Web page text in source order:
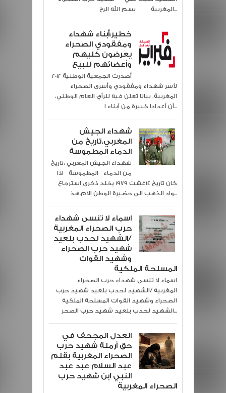
المغربية بسم الله الرح...
خطير:أبناء شهداء
ومفقودي الصحراء
يعرضون كليهم
وأعضائهم للبيع
2012 أصدرت الجمعية الوطنية
لأسر شهداء ومفقودي وأسرى الصحراء
المغربية، بيانا تعلن فيه للرأي العام الوطني،
أن أعدادا كبيرة من أبناء ا...
شهداء الجيش
المغربي،تاريخ من
الدماء المطموسة
شهداء الجيش المغربي ،تاريخ
من الدماء المطموسة اذا
كان تاريخ 14غشت 1979 يخلد ذكرى استرجاع
واد الذهب الى حضيرة الوطن الام.هذ...
اسماء لا تنسى شهداء
حرب الصحراء المغربية
/الشهيد لحدب بلعيد
شهيد حرب الصحراء
وشهيد القوات
المسلحة الملكية
المغربية /الشهيد لحدب بلعيد شهيد حرب
الصحراء وشهيد القوات المسلحة الملكية
الشهيد لحدب بلعيد شهيد حرب الصحر...
العدل المجحف في
حق أرملة شهيد حرب
الصحراء المغربية بقلم
عبد السلام عبد عبد
النبي ابن شهيد حرب
الصحراء المغربية